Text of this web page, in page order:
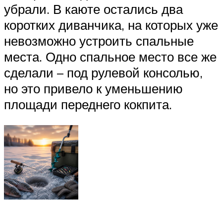
убрали. В каюте остались два
коротких диванчика, на которых уже
невозможно устроить спальные
места. Одно спальное место все же
сделали – под рулевой консолью,
но это привело к уменьшению
площади переднего кокпита.